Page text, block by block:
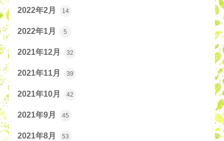
2022年2月 14
2022年1月 5
2021年12月 32
2021年11月 39
2021年10月 42
2021年9月 45
2021年8月 53